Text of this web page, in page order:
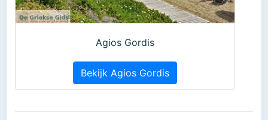
Agios Gordis
Bekijk Agios Gordis